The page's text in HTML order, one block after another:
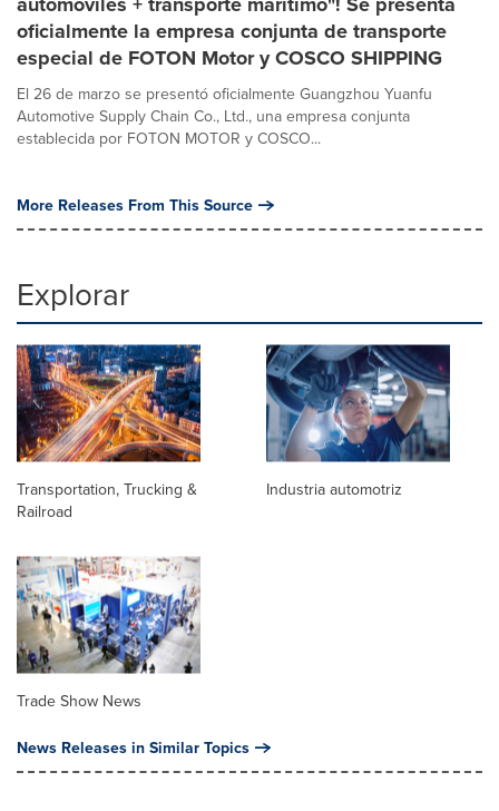
oficialmente la empresa conjunta de transporte
especial de FOTON Motor y COSCO SHIPPING
El 26 de marzo se presentó oficialmente Guangzhou Yuanfu
Automotive Supply Chain Co., Ltd., una empresa conjunta
establecida por FOTON MOTOR y COSCO...
More Releases From This Source
Explorar
Transportation, Trucking &
Railroad
Industria automotriz
Trade Show News
News Releases in Similar Topics